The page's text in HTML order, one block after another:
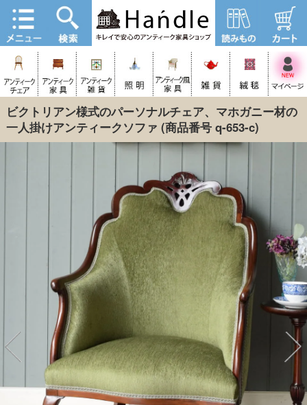
ビクトリアン様式のパーソナルチェア、マホガニー材の
一人掛けアンティークソファ (商品番号 q-653-c)